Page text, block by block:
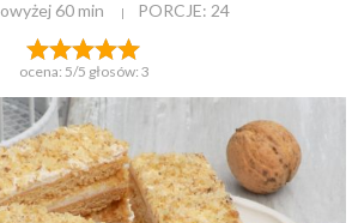
60 min PORCJE: 24
ocena: 5/5 głosów: 3